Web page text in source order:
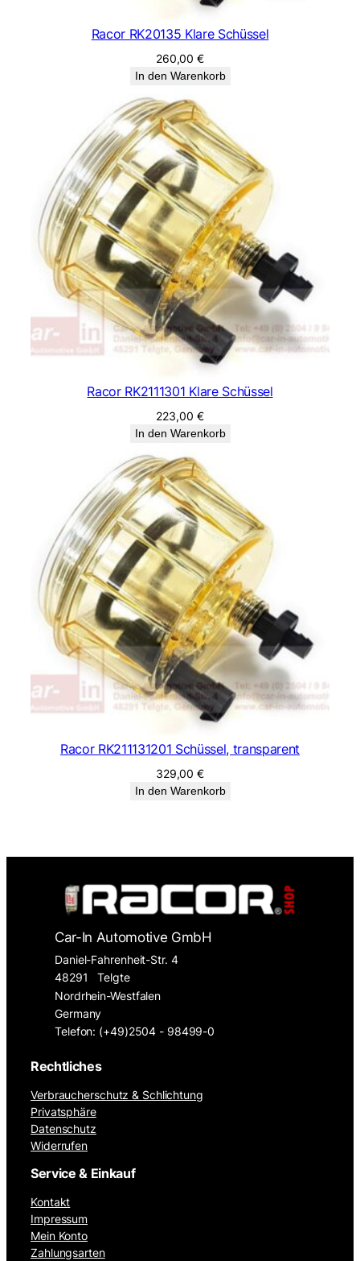
Racor RK20135 Klare Schüssel
260,00€
In den Warenkorb
Racor RK2111301 Klare Schüssel
223,00 €
In den Warenkorb
Racor RK211131201 Schüssel, transparent
329,00€
In den Warenkorb
Car-In Automotive GmbH
Daniel-Fahrenheit-Str. 4
48291
Telgte
Nordrhein-Westfalen
Germany
Telefon: (+49)2504 - 98499-0
Rechtliches
Verbraucherschutz & Schlichtung
Privatsphäre
Datenschutz
Widerrufen
Service & Einkauf
Kontakt
Impressum
Mein Konto
Zahlungsarten